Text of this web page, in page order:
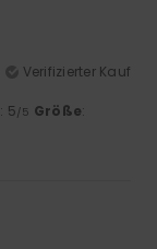
Verifizierter Kauf
: 5/5 Größe: